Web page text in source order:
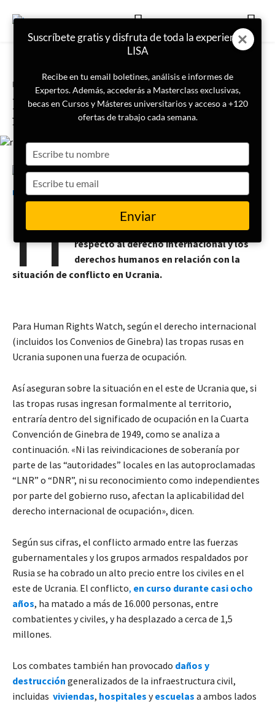
Portada
Rusia, Ucrania y el derecho
internacional
LISA News
H
uman Rights Watch responde a las
principales preguntas que surgen
respecto al derecho internacional y los
derechos humanos en relación con la
situación de conflicto en Ucrania.
Para Human Rights Watch, según el derecho internacional
(incluidos los Convenios de Ginebra) las tropas rusas en
Ucrania suponen una fuerza de ocupación.
Así aseguran sobre la situación en el este de Ucrania que, si
las tropas rusas ingresan formalmente al territorio,
entraría dentro del significado de ocupación en la Cuarta
Convención de Ginebra de 1949, como se analiza a
continuación. «Ni las reivindicaciones de soberanía por
parte de las “autoridades” locales en las autoproclamadas
“LNR” o “DNR”, ni su reconocimiento como independientes
por parte del gobierno ruso, afectan la aplicabilidad del
derecho internacional de ocupación», dicen.
Según sus cifras, el conflicto armado entre las fuerzas
gubernamentales y los grupos armados respaldados por
Rusia se ha cobrado un alto precio entre los civiles en el
este de Ucrania. El conflicto, en curso durante casi ocho
años, ha matado a más de 16.000 personas, entre
combatientes y civiles, y ha desplazado a cerca de 1,5
millones.
Los combates también han provocado daños y
destrucción generalizados de la infraestructura civil,
incluidas viviendas, hospitales yescuelas a ambos lados
Suscríbete gratis y disfruta de toda la experiencia
LISA
Recibe en tu email boletines, análisis e informes de
Expertos. Además, accederás a Masterclass exclusivas,
becas en Cursos y Másteres universitarios y acceso a +120
ofertas de trabajo cada semana.
your
name
your
email
Enviar